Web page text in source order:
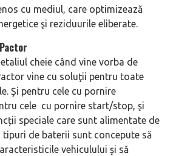
cu mediul, care optimizează
şi reziduurile eliberate.
cheie când vine vorba de
vine cu soluţii pentru toate
Şi pentru cele cu pornire
cele cu pornire start/stop, şi
speciale care sunt alimentate de
tipuri de baterii sunt concepute să
vehiculului şi să